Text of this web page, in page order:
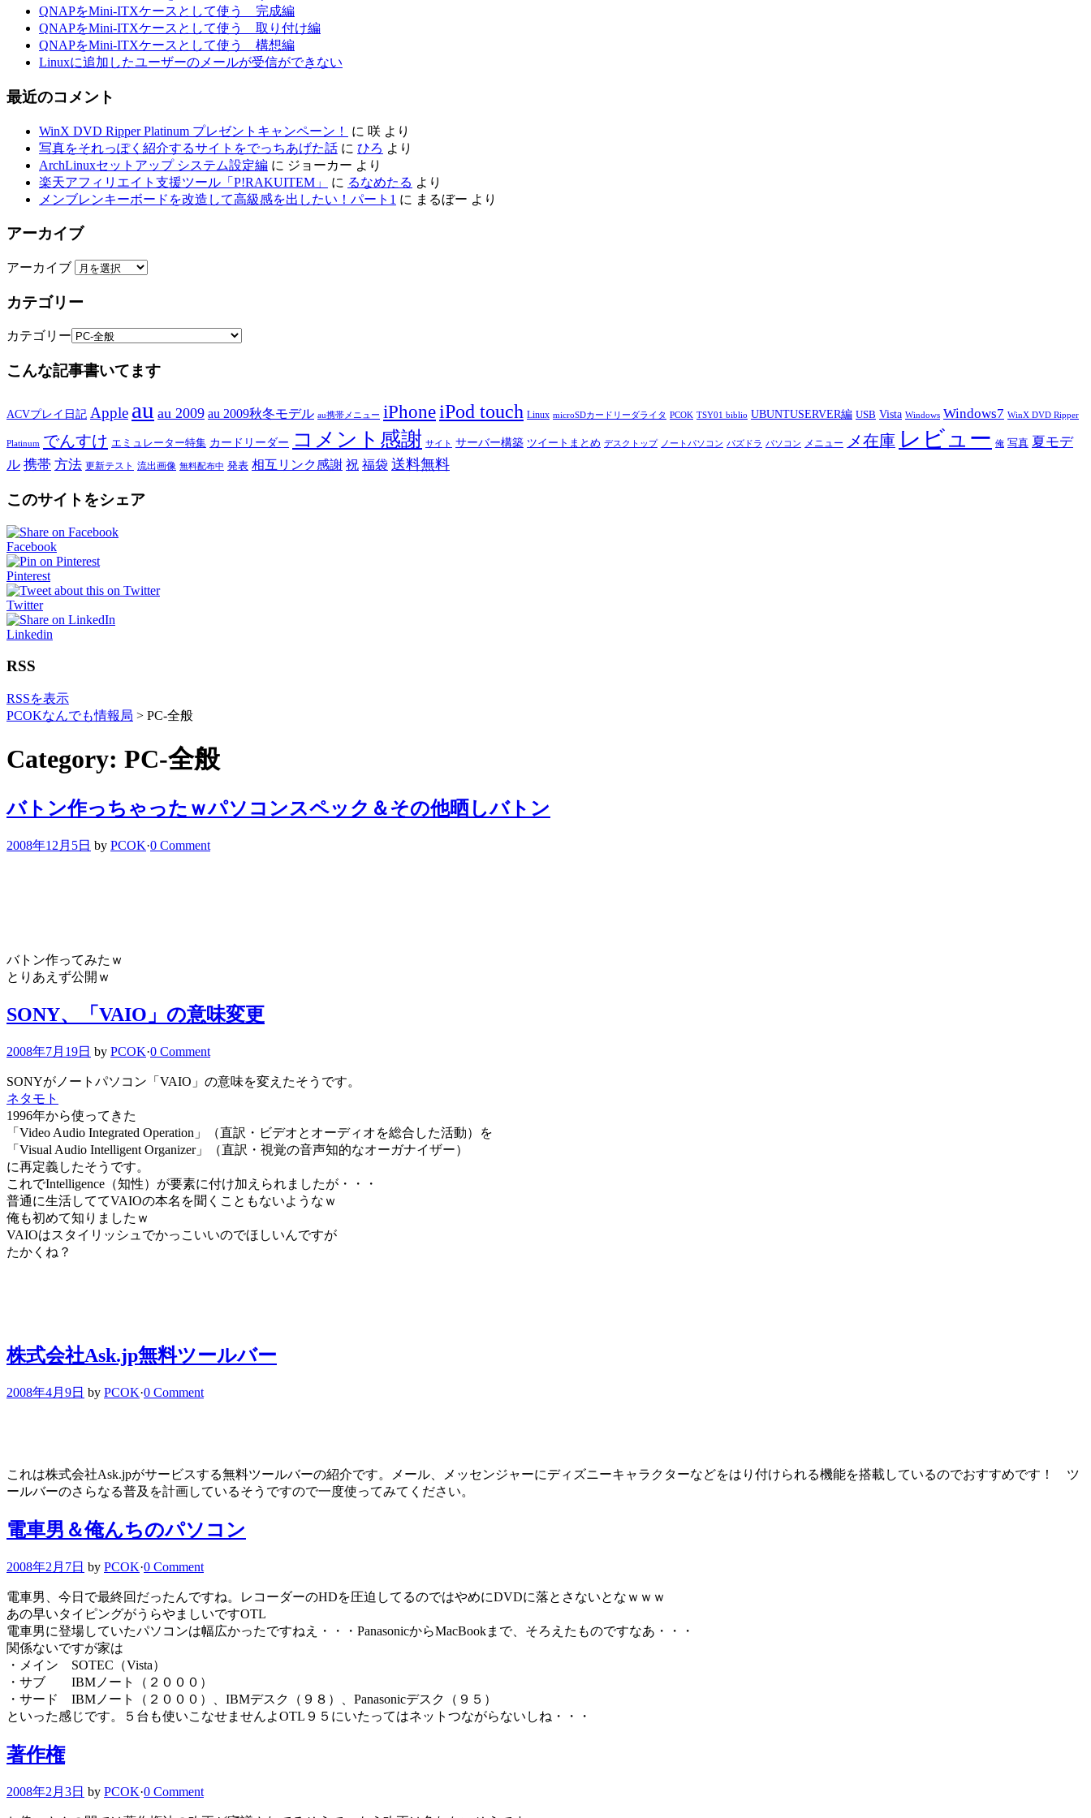
QNAPをMini-ITXケースとして使う 完成編
QNAPをMini-ITXケースとして使う 取り付け編
QNAPをMini-ITXケースとして使う 構想編
Linuxに追加したユーザーのメールが受信ができない
最近のコメント
WinX DVD Ripper Platinum プレゼントキャンペーン！ に 咲 より
写真をそれっぽく紹介するサイトをでっちあげた話 に ひろ より
ArchLinuxセットアップ システム設定編 に ジョーカー より
楽天アフィリエイト支援ツール「P!RAKUITEM」
に るなめたる より
メンブレンキーボードを改造して高級感を出したい！パート1 に まるぼー より
アーカイブ
アーカイブ
カテゴリー
カテゴリー
こんな記事書いてます
ACVプレイ日記 Apple au au 2009 au 2009秋冬モデル au携帯メニュー iPhoneiPod touch Linux microSDカードリーダライタ PCOK TSY01 biblio UBUNTUSERVER編 USB Vista Windows Windows7 WinX DVD Ripper
Platinum でんすけ エミュレーター特集 カードリーダー コメント感謝 サイト サーバー構築 ツイートまとめ デスクトップ ノートパソコン パズドラ パソコン メニュー メ在庫 レビュー 俺 写真 夏モデ
ル 携帯 方法 更新テスト 流出画像 無料配布中 発表 相互リンク感謝 祝 福袋 送料無料
このサイトをシェア
Facebook
Pinterest
Twitter
Linkedin
RSS
RSSを表示
PCOKなんでも情報局 > PC-全般
Category: PC-全般
バトン作っちゃったｗパソコンスペック＆その他晒しバトン
2008年12月5日 by PCOK·0 Comment
バトン作ってみたｗ
とりあえず公開ｗ
SONY、「VAIO」の意味変更
2008年7月19日 by PCOK·0 Comment
SONYがノートパソコン「VAIO」の意味を変えたそうです。
ネタモト
1996年から使ってきた
「Video Audio Integrated Operation」（直訳・ビデオとオーディオを総合した活動）を
「Visual Audio Intelligent Organizer」（直訳・視覚の音声知的なオーガナイザー）
に再定義したそうです。
これでIntelligence（知性）が要素に付け加えられましたが・・・
普通に生活しててVAIOの本名を聞くこともないようなｗ
俺も初めて知りましたｗ
VAIOはスタイリッシュでかっこいいのでほしいんですが
たかくね？
株式会社Ask.jp無料ツールバー
2008年4月9日 by PCOK·0 Comment
これは株式会社Ask.jpがサービスする無料ツールバーの紹介です。メール、メッセンジャーにディズニーキャラクターなどをはり付けられる機能を搭載しているのでおすすめです！ ツ
ールバーのさらなる普及を計画しているそうですので一度使ってみてください。
電車男＆俺んちのパソコン
2008年2月7日 by PCOK·0 Comment
電車男、今日で最終回だったんですね。レコーダーのHDを圧迫してるのではやめにDVDに落とさないとなｗｗｗ
あの早いタイピングがうらやましいですOTL
電車男に登場していたパソコンは幅広かったですねえ・・・PanasonicからMacBookまで、そろえたものですなあ・・・
関係ないですが家は
・メイン SOTEC（Vista）
・サブ IBMノート（２０００）
・サード IBMノート（２０００）、IBMデスク（９８）、Panasonicデスク（９５）
といった感じです。５台も使いこなせませんよOTL９５にいたってはネットつながらないしね・・・
著作権
2008年2月3日 by PCOK·0 Comment